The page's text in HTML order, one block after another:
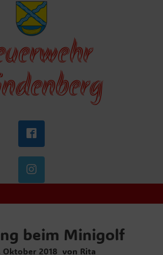
beim Minigolf
Oktober 2018 von Rita